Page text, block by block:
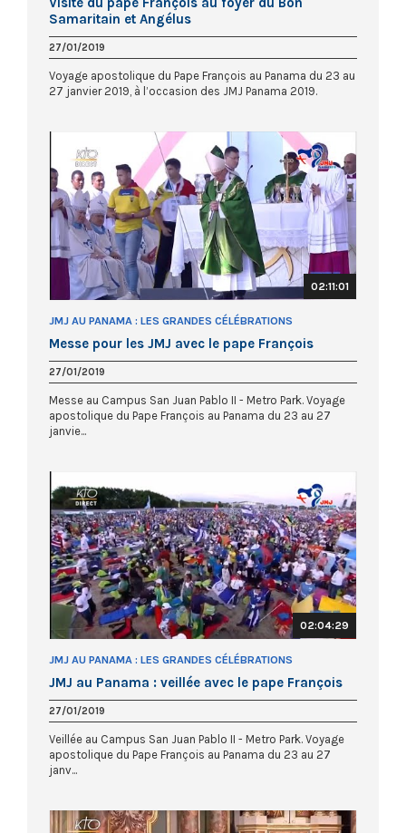
Samaritain et Angélus
27/01/2019
Voyage apostolique du Pape François au Panama du 23 au
27 janvier 2019, à l’occasion des JMJ Panama 2019.
02:11:01
JMJ AU PANAMA : LES GRANDES CÉLÉBRATIONS
Messe pour les JMJ avec le pape François
27/01/2019
Messe au Campus San Juan Pablo II - Metro Park. Voyage
apostolique du Pape François au Panama du 23 au 27
janvie...
02:04:29
JMJ AU PANAMA : LES GRANDES CÉLÉBRATIONS
JMJ au Panama : veillée avec le pape François
27/01/2019
Veillée au Campus San Juan Pablo II - Metro Park. Voyage
apostolique du Pape François au Panama du 23 au 27
janv...